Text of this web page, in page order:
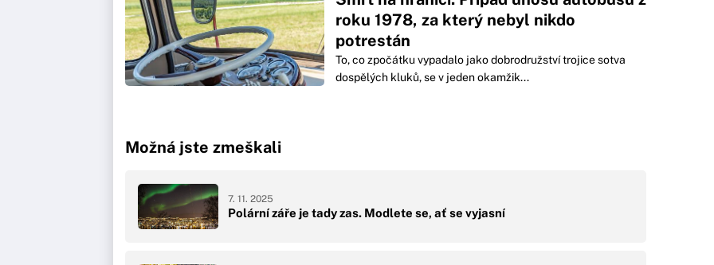
roku 1978, za který nebyl nikdo
potrestán
To, co zpočátku vypadalo jako dobrodružství trojice sotva
dospělých kluků, se v jeden okamžik...
Možná jste zmeškali
Polární záře je tady zas. Modlete se, ať se vyjasní
7. 11. 2025